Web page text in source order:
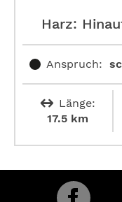
Harz:
Anspruch:
Länge:
17.5 km